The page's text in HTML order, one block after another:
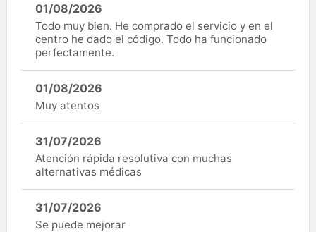
01/08/2026
Todo muy bien. He comprado el servicio y en el
centro he dado el código. Todo ha funcionado
perfectamente.
01/08/2026
Muy atentos
31/07/2026
Atención rápida resolutiva con muchas
alternativas médicas
31/07/2026
Se puede mejorar